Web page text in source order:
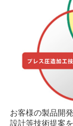
お客様の製品開
設計等技術提案